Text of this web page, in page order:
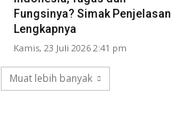
Fungsinya? Simak Penjelasan
Lengkapnya
Kamis, 23 Juli 2026 2:41 pm
Muat lebih banyak